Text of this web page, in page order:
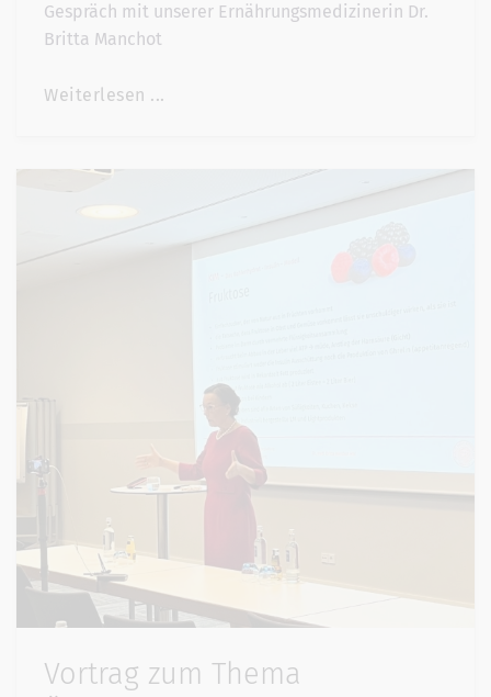
Gespräch mit unserer Ernährungsmedizinerin Dr.
Britta Manchot
Weiterlesen ...
Vortrag zum Thema